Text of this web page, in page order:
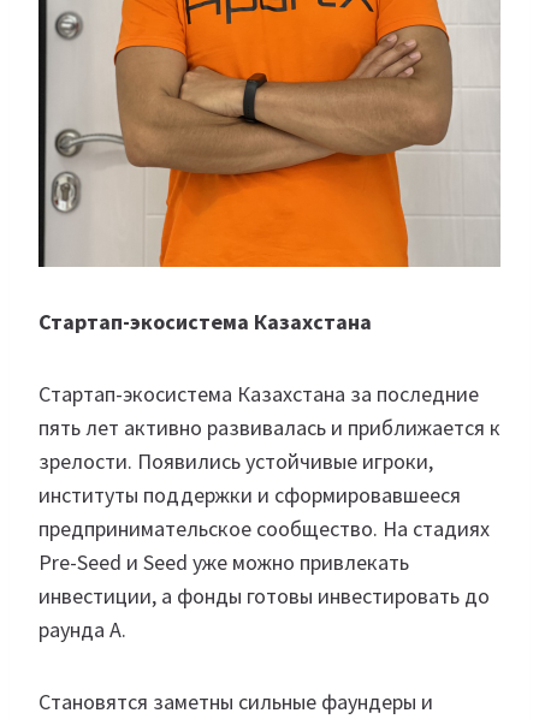
Стартап-экосистема Казахстана
Стартап-экосистема Казахстана за последние
пять лет активно развивалась и приближается к
зрелости. Появились устойчивые игроки,
институты поддержки и сформировавшееся
предпринимательское сообщество. На стадиях
Pre-Seed и Seed уже можно привлекать
инвестиции, а фонды готовы инвестировать до
раунда A.
Становятся заметны сильные фаундеры и